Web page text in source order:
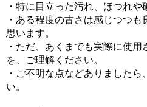
・特に目立った汚れ、ほつれや
・ある程度の古さは感じつつ
思います。
・ただ、あくまでも実際に使
を、ご理解ください。
・ご不明な点などありました
い。